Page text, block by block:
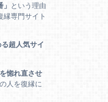
という理由
縁専門サイト
超人気サイ
惚れ直させ
人を復縁に